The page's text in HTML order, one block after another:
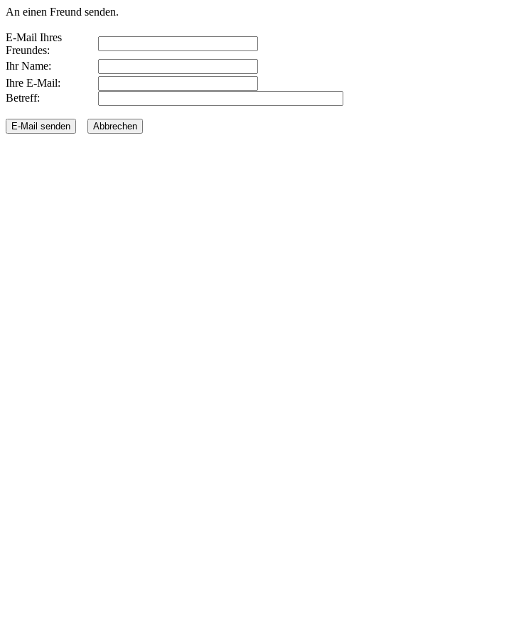
An einen Freund senden.
E-Mail Ihres
Freundes:
Ihr Name:
Ihre E-Mail:
Betreff: